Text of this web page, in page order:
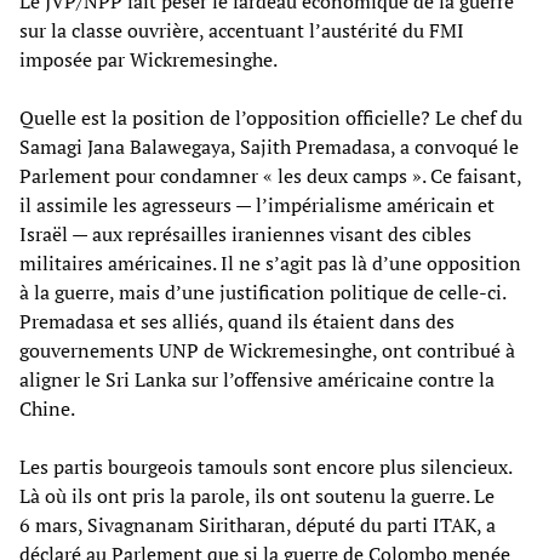
sur la classe ouvrière, accentuant l’austérité du FMI
imposée par Wickremesinghe.
Quelle est la position de l’opposition officielle? Le chef du
Samagi Jana Balawegaya, Sajith Premadasa, a convoqué le
Parlement pour condamner « les deux camps ». Ce faisant,
il assimile les agresseurs — l’impérialisme américain et
Israël — aux représailles iraniennes visant des cibles
militaires américaines. Il ne s’agit pas là d’une opposition
à la guerre, mais d’une justification politique de celle-ci.
Premadasa et ses alliés, quand ils étaient dans des
gouvernements UNP de Wickremesinghe, ont contribué à
aligner le Sri Lanka sur l’offensive américaine contre la
Chine.
Les partis bourgeois tamouls sont encore plus silencieux.
Là où ils ont pris la parole, ils ont soutenu la guerre. Le
6 mars, Sivagnanam Siritharan, député du parti ITAK, a
déclaré au Parlement que si la guerre de Colombo menée